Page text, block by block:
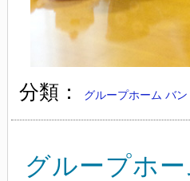
分類： グループホーム バ
グループホ